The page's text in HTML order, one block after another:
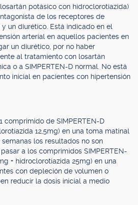
potásico con hidroclorotiazida)
de los receptores de
y un diurético. Está indicado en el
arterial en aquellos pacientes en
un diurético, por no haber
al tratamiento con losartán
o a SIMPERTEN-D normal. No está
inicial en pacientes con hipertensión
comprimido de SIMPERTEN-D
12,5mg) en una toma matinal
los resultados no son
a los comprimidos SIMPERTEN-
+ hidroclorotiazida 25mg) en una
con depleción de volumen o
reducir la dosis inicial a medio